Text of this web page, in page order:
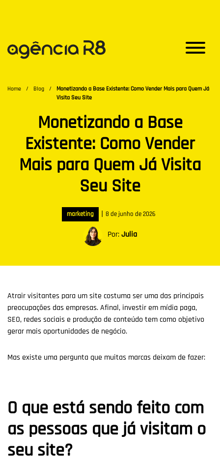
Home / Blog /
Monetizando a Base Existente: Como Vender Mais para Quem Já
Visita Seu Site
Monetizando a Base
Existente: Como Vender
Mais para Quem Já Visita
Seu Site
marketing | 8 de junho de 2026
Por:Julia
Atrair visitantes para um site costuma ser uma das principais
preocupações das empresas. Afinal, investir em mídia paga,
SEO, redes sociais e produção de conteúdo tem como objetivo
gerar mais oportunidades de negócio.
Mas existe uma pergunta que muitas marcas deixam de fazer:
O que está sendo feito com
as pessoas que já visitam o
seu site?